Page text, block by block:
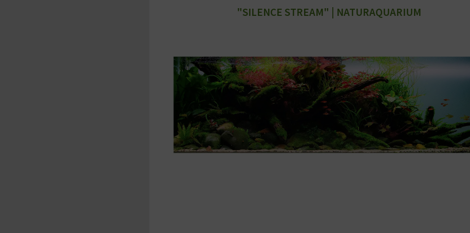
"SILENCE STREAM" | NATURAQUARIUM